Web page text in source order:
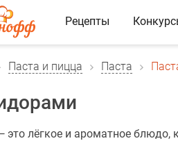
Рецепты
Паста и пицца Паста
лёгкое и ароматное блюдо,